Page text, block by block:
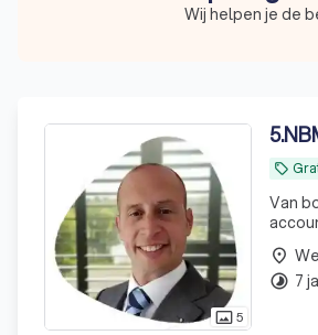
Wij helpen je de
photo_size_select_actual5
5.
local_offer
Van
place
timelapse 7